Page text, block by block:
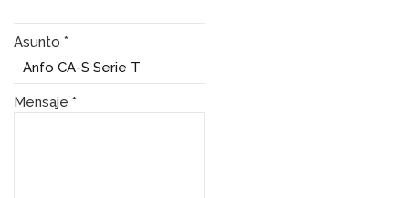
Asunto *
Mensaje *